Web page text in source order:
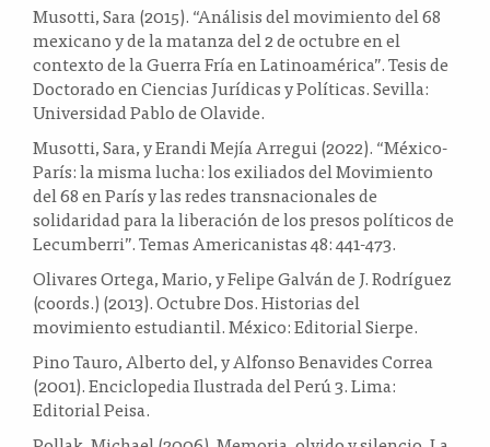
Musotti, Sara (2015). “Análisis del movimiento del 68
mexicano y de la matanza del 2 de octubre en el
contexto de la Guerra Fría en Latinoamérica”. Tesis de
Doctorado en Ciencias Jurídicas y Políticas. Sevilla:
Universidad Pablo de Olavide.
Musotti, Sara, y Erandi Mejía Arregui (2022). “México-
París: la misma lucha: los exiliados del Movimiento
del 68 en París y las redes transnacionales de
solidaridad para la liberación de los presos políticos de
Lecumberri”. Temas Americanistas 48: 441-473.
Olivares Ortega, Mario, y Felipe Galván de J. Rodríguez
(coords.) (2013). Octubre Dos. Historias del
movimiento estudiantil. México: Editorial Sierpe.
Pino Tauro, Alberto del, y Alfonso Benavides Correa
(2001). Enciclopedia Ilustrada del Perú 3. Lima:
Editorial Peisa.